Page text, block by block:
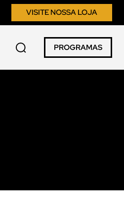
VISITE NOSSA LOJA
PROGRAMAS